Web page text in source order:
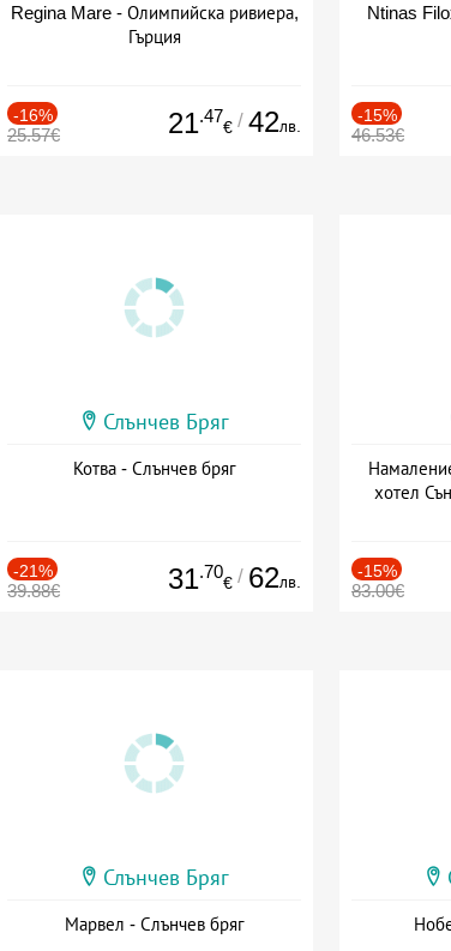
Regina Mare - Олимпийска ривиера,
Гърция
-16%
25.57€ 21.47
€ / 42лв.
Ntinas
-15%
46.53€
Слънчев Бряг
Котва - Слънчев бряг
-21%
39.88€ 31.70
€ / 62лв.
хотел
-15%
83.00€
Слънчев Бряг
Марвел - Слънчев бряг